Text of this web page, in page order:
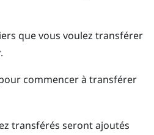
que vous voulez transférer
.
commencer à transférer
transférés seront ajoutés